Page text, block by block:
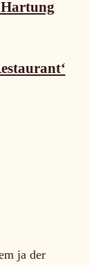
Hartung
ja der